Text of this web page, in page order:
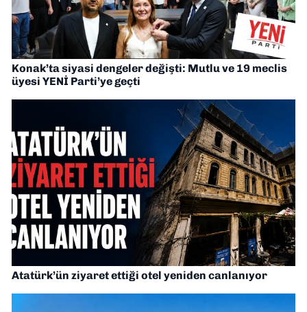
Konak’ta siyasi dengeler değişti: Mutlu ve 19 meclis
üyesi YENİ Parti’ye geçti
Atatürk’ün ziyaret ettiği otel yeniden canlanıyor